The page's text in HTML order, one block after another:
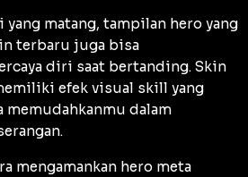
matang, tampilan hero yang
terbaru juga bisa
diri saat bertanding. Skin
efek visual skill yang
dalam
mengamankan hero meta